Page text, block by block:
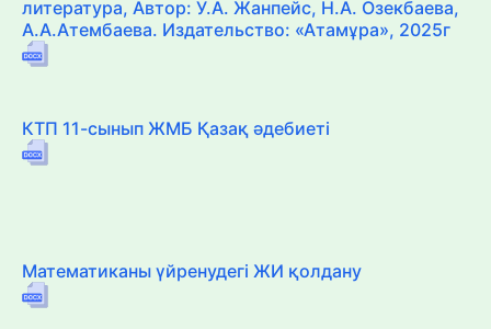
литература, Автор: У.А. Жанпейс, Н.А. Озекбаева,
А.А.Атембаева. Издательство: «Атамұра», 2025г
КТП 11-сынып ЖМБ Қазақ әдебиеті
Математиканы үйренудегі ЖИ қолдану